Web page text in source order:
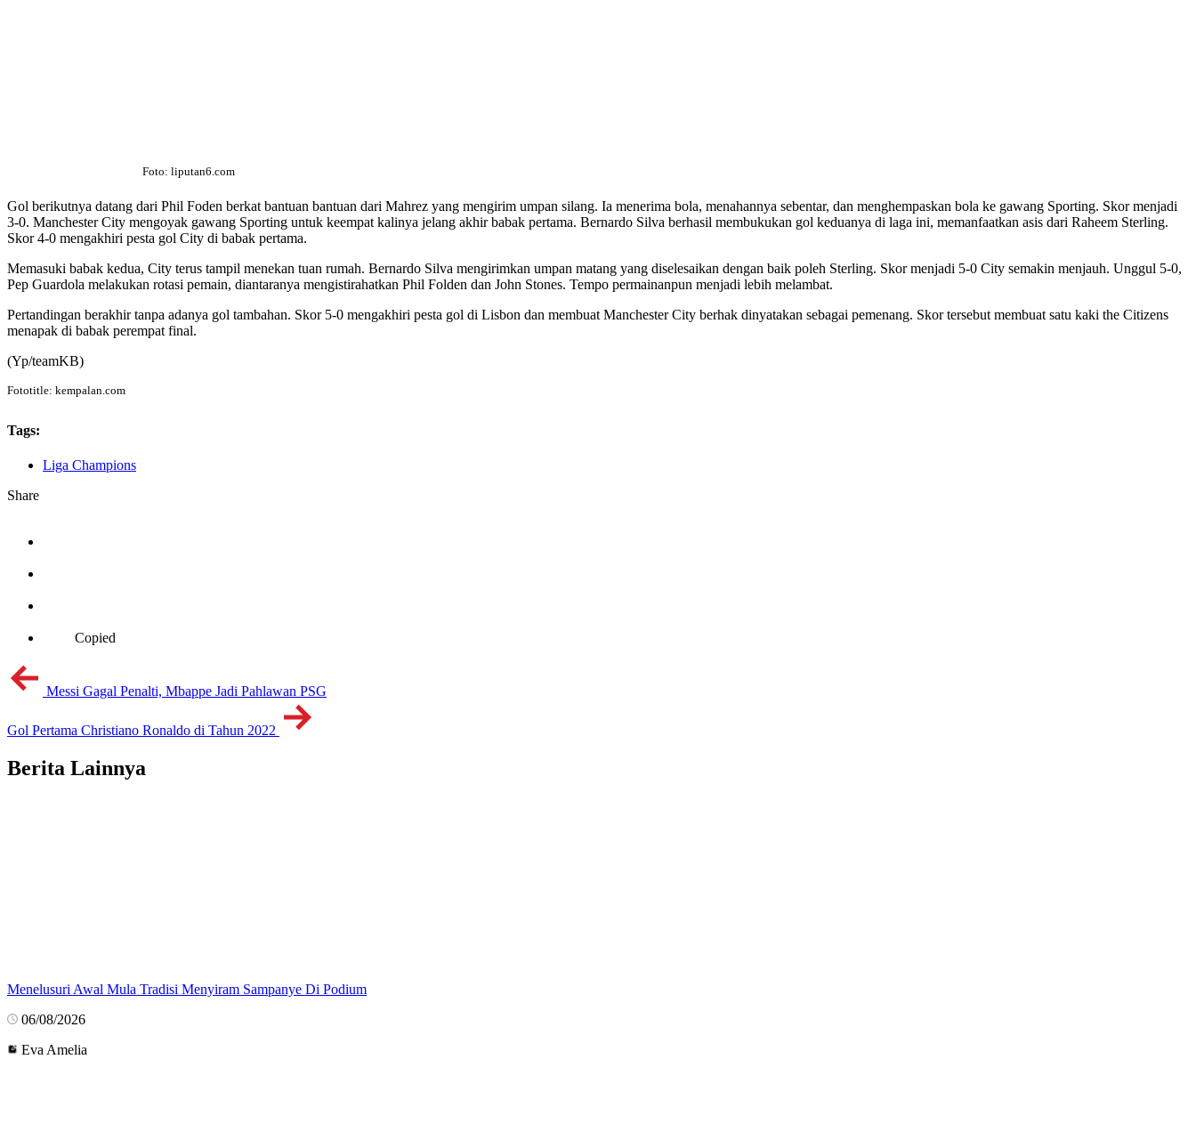
Foto: liputan6.com
Gol berikutnya datang dari Phil Foden berkat bantuan bantuan dari Mahrez yang mengirim umpan silang. Ia menerima bola, menahannya sebentar, dan menghempaskan bola ke gawang Sporting. Skor menjadi
3-0. Manchester City mengoyak gawang Sporting untuk keempat kalinya jelang akhir babak pertama. Bernardo Silva berhasil membukukan gol keduanya di laga ini, memanfaatkan asis dari Raheem Sterling.
Skor 4-0 mengakhiri pesta gol City di babak pertama.
Memasuki babak kedua, City terus tampil menekan tuan rumah. Bernardo Silva mengirimkan umpan matang yang diselesaikan dengan baik poleh Sterling. Skor menjadi 5-0 City semakin menjauh. Unggul 5-0,
Pep Guardola melakukan rotasi pemain, diantaranya mengistirahatkan Phil Folden dan John Stones. Tempo permainanpun menjadi lebih melambat.
Pertandingan berakhir tanpa adanya gol tambahan. Skor 5-0 mengakhiri pesta gol di Lisbon dan membuat Manchester City berhak dinyatakan sebagai pemenang. Skor tersebut membuat satu kaki the Citizens
menapak di babak perempat final.
(Yp/teamKB)
Fototitle: kempalan.com
Tags:
Liga Champions
Share
Copied
Messi Gagal Penalti, Mbappe Jadi Pahlawan PSG
Gol Pertama Christiano Ronaldo di Tahun 2022
Berita Lainnya
Menelusuri Awal Mula Tradisi Menyiram Sampanye Di Podium
06/08/2026
Eva Amelia